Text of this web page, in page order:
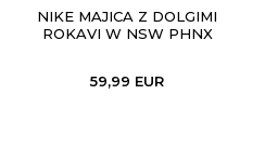
100€
NIKE MAJICA Z DOLGIMI
ROKAVI W NSW PHNX
59,99 EUR